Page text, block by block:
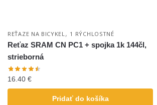
REŤAZE NA BICYKEL, 1 RÝCHLOSTNÉ
Reťaz SRAM CN PC1 + spojka 1k 144čl,
strieborná
16.40 €
Pridať do košíka